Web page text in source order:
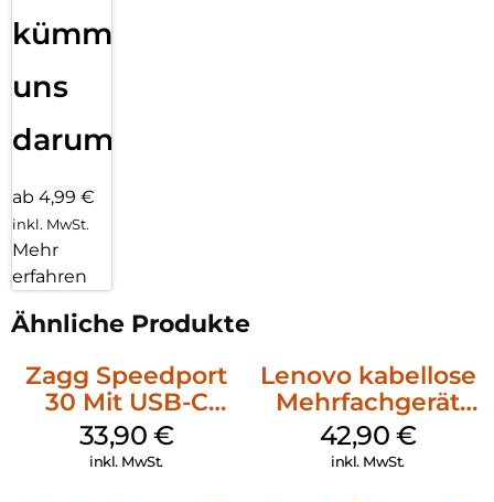
kümmern
uns
darum!
ab 4,99 €
inkl. MwSt.
Mehr
erfahren
Ähnliche Produkte
Zagg Speedport
30 Mit USB-C
Kabel Weiß
33,90 €
inkl. MwSt.
Lenovo kabellose
Mehrfachgerät
Luna Grey
42,90 €
inkl. MwSt.